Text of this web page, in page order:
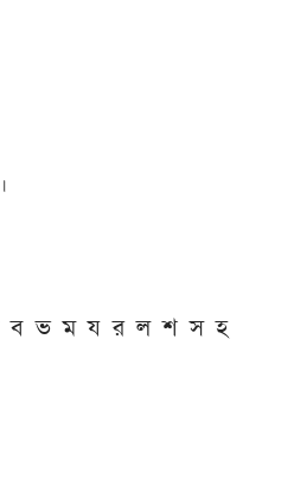
।
ব ভ ম য র ল শ স হ